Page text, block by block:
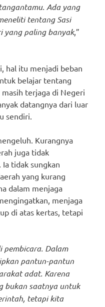
Ada yang
tentang Sasi
yang paling banyak,”
hal itu menjadi beban
belajar tentang
terjaga di Negeri
datangnya dari luar
sendiri.
Kurangnya
juga tidak
tidak sungkan
yang kurang
dalam menjaga
menjaga
di atas kertas, tetapi
pembicara. Dalam
pantun-pantun
adat. Karena
bukan saatnya untuk
tetapi kita